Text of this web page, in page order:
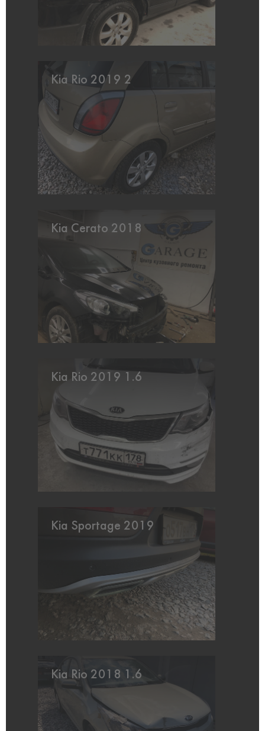
Kia Rio 2019 2
Kia Cerato 2018
Kia Rio 2019 1.6
Kia Sportage 2019
Kia Rio 2018 1.6